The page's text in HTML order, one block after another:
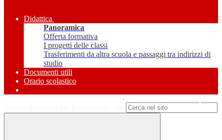
Didattica
Panoramica
Offerta formativa
I progetti delle classi
Trasferimenti da altra scuola e passaggi tra indirizzi di
studio
Documenti utili
Orario scolastico